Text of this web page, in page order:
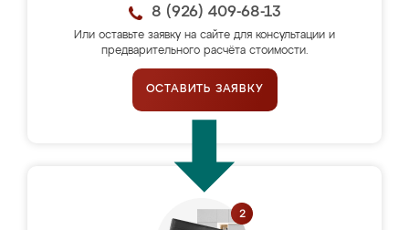
8 (926) 409-68-13
Или оставьте заявку на сайте для консультации и
предварительного расчёта стоимости.
ОСТАВИТЬ ЗАЯВКУ